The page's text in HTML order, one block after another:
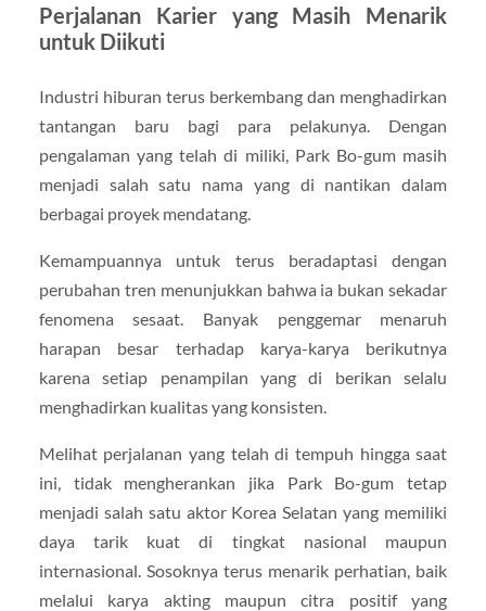
Perjalanan Karier yang Masih Menarik
untuk Diikuti
Industri hiburan terus berkembang dan menghadirkan
tantangan baru bagi para pelakunya. Dengan
pengalaman yang telah di miliki, Park Bo-gum masih
menjadi salah satu nama yang di nantikan dalam
berbagai proyek mendatang.
Kemampuannya untuk terus beradaptasi dengan
perubahan tren menunjukkan bahwa ia bukan sekadar
fenomena sesaat. Banyak penggemar menaruh
harapan besar terhadap karya-karya berikutnya
karena setiap penampilan yang di berikan selalu
menghadirkan kualitas yang konsisten.
Melihat perjalanan yang telah di tempuh hingga saat
ini, tidak mengherankan jika Park Bo-gum tetap
menjadi salah satu aktor Korea Selatan yang memiliki
daya tarik kuat di tingkat nasional maupun
internasional. Sosoknya terus menarik perhatian, baik
melalui karya akting maupun citra positif yang